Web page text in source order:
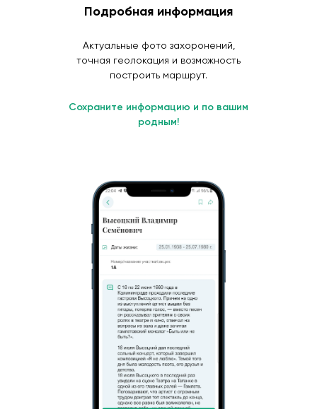
Подробная информация
Актуальные фото захоронений,
точная геолокация и возможность
построить маршрут.
Сохраните информацию и по вашим
родным!